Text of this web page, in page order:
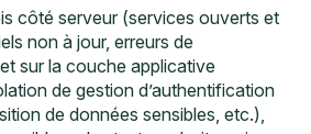
côté serveur (services ouverts et
non à jour, erreurs de
sur la couche applicative
de gestion d’authentification
de données sensibles, etc.),